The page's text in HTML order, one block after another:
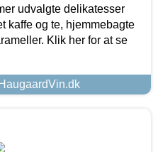
udvalgte delikatesser
kaffe og te, hjemmebagte
Klik her for at se